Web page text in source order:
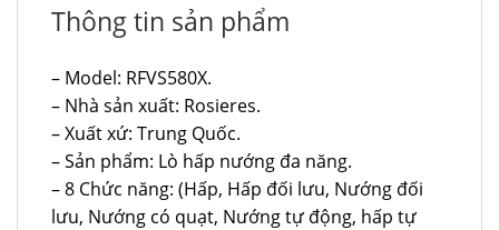
Thông tin sản phẩm
– Model: RFVS580X.
– Nhà sản xuất: Rosieres.
– Xuất xứ: Trung Quốc.
– Sản phẩm: Lò hấp nướng đa năng.
– 8 Chức năng: (Hấp, Hấp đối lưu, Nướng đối
lưu, Nướng có quạt, Nướng tự động, hấp tự